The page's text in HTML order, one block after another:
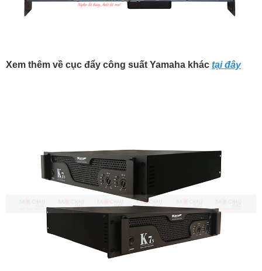
Xem thêm về cục đẩy công suất Yamaha khác tại đây